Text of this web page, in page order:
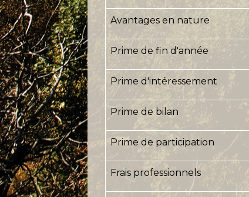
Avantages en nature
Prime de fin d'année
Prime d'intéressement
Prime de bilan
Prime de participation
Frais professionnels